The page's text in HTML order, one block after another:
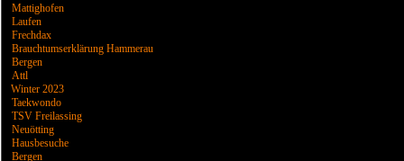
Mattighofen
Laufen
Frechdax
Brauchtumserklärung Hammerau
Bergen
Attl
Winter 2023
Taekwondo
TSV Freilassing
Neuötting
Hausbesuche
Bergen